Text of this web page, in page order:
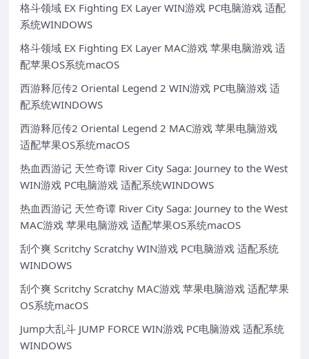
格斗领域 EX Fighting EX Layer WIN游戏 PC电脑游戏 适配
系统WINDOWS
格斗领域 EX Fighting EX Layer MAC游戏 苹果电脑游戏 适
配苹果OS系统macOS
西游释厄传2 Oriental Legend 2 WIN游戏 PC电脑游戏 适
配系统WINDOWS
西游释厄传2 Oriental Legend 2 MAC游戏 苹果电脑游戏
适配苹果OS系统macOS
热血西游记 天竺奇谭 River City Saga: Journey to the West
WIN游戏 PC电脑游戏 适配系统WINDOWS
热血西游记 天竺奇谭 River City Saga: Journey to the West
MAC游戏 苹果电脑游戏 适配苹果OS系统macOS
刮个爽 Scritchy Scratchy WIN游戏 PC电脑游戏 适配系统
WINDOWS
刮个爽 Scritchy Scratchy MAC游戏 苹果电脑游戏 适配苹果
OS系统macOS
Jump大乱斗 JUMP FORCE WIN游戏 PC电脑游戏 适配系统
WINDOWS